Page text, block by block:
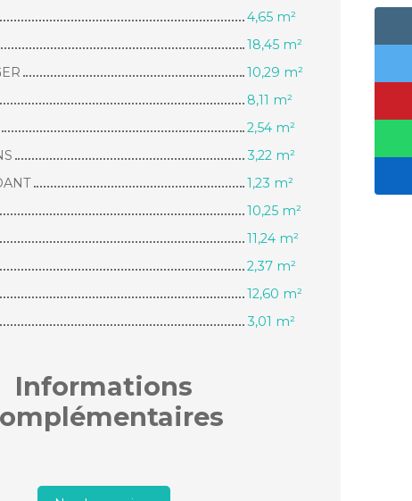
4,65 m²
18,45 m²
10,29 m²
8,11 m²
2,54 m²
3,22 m²
1,23 m²
10,25 m²
11,24 m²
2,37 m²
12,60 m²
3,01 m²
Informations